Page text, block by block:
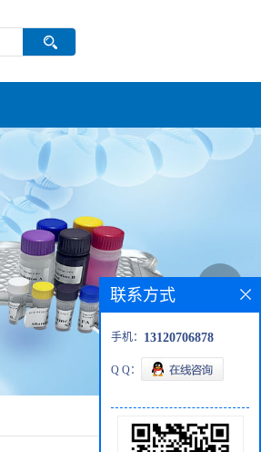
联系方式
手机： 13120706878
Q Q：